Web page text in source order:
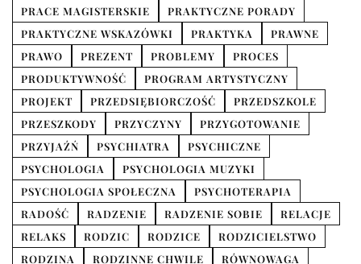
PRACE MAGISTERSKIE
PRAKTYCZNE PORADY
PRAKTYCZNE WSKAZÓWKI
PRAKTYKA
PRAWNE
PRAWO
PREZENT PROBLEMY
PROCES
PRODUKTYWNOŚĆ
PROGRAM ARTYSTYCZNY
PROJEKT
PRZEDSIĘBIORCZOŚĆ
PRZEDSZKOLE
PRZESZKODY
PRZYCZYNY
PRZYGOTOWANIE
PRZYJAŹŃ
PSYCHIATRA
PSYCHICZNE
PSYCHOLOGIA
PSYCHOLOGIA MUZYKI
PSYCHOLOGIA SPOŁECZNA
PSYCHOTERAPIA
RADOŚĆ
RADZENIE RADZENIE SOBIE
RELACJE
RELAKS
RODZIC RODZICE
RODZICIELSTWO
RODZINA
RODZINNE CHWILE
RÓWNOWAGA